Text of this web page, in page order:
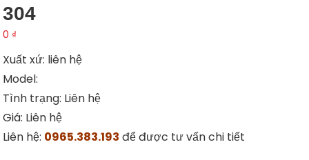
304
0 ₫
Xuất xứ: liên hệ
Model:
Tình trạng: Liên hệ
Giá: Liên hệ
Liên hệ: 0965.383.193 để được tư vấn chi tiết